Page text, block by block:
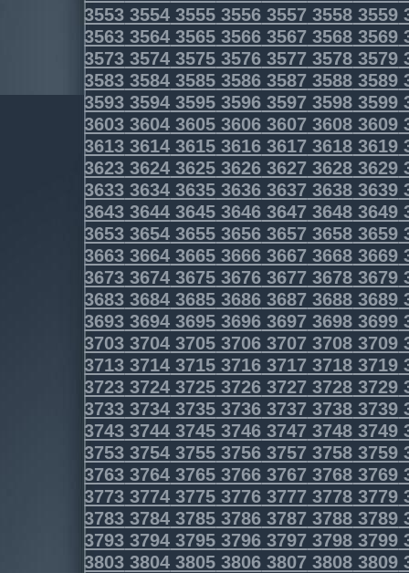
3553 3554 3555 3556 3557 3558 3559
3563 3564 3565 3566 3567 3568 3569
3573 3574 3575 3576 3577 3578 3579
3583 3584 3585 3586 3587 3588 3589
3593 3594 3595 3596 3597 3598 3599
3603 3604 3605 3606 3607 3608 3609
3613 3614 3615 3616 3617 3618 3619
3623 3624 3625 3626 3627 3628 3629
3633 3634 3635 3636 3637 3638 3639
3643 3644 3645 3646 3647 3648 3649
3653 3654 3655 3656 3657 3658 3659
3663 3664 3665 3666 3667 3668 3669
3673 3674 3675 3676 3677 3678 3679
3683 3684 3685 3686 3687 3688 3689
3693 3694 3695 3696 3697 3698 3699
3703 3704 3705 3706 3707 3708 3709
3713 3714 3715 3716 3717 3718 3719
3723 3724 3725 3726 3727 3728 3729
3733 3734 3735 3736 3737 3738 3739
3743 3744 3745 3746 3747 3748 3749
3753 3754 3755 3756 3757 3758 3759
3763 3764 3765 3766 3767 3768 3769
3773 3774 3775 3776 3777 3778 3779
3783 3784 3785 3786 3787 3788 3789
3793 3794 3795 3796 3797 3798 3799
3803 3804 3805 3806 3807 3808 3809